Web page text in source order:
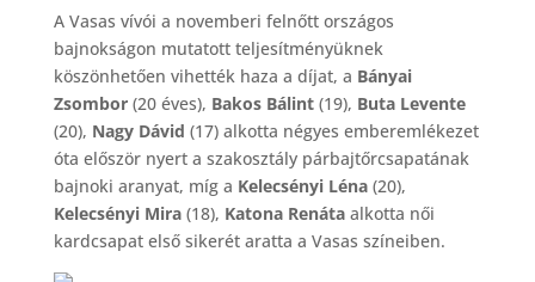
A Vasas vívói a novemberi felnőtt országos
bajnokságon mutatott teljesítményüknek
köszönhetően vihették haza a díjat, a Bányai
Zsombor(20 éves), Bakos Bálint(19), Buta Levente
(20), Nagy Dávid (17) alkotta négyes emberemlékezet
óta először nyert a szakosztály párbajtőrcsapatának
bajnoki aranyat, míg a Kelecsényi Léna(20),
Kelecsényi Mira(18), Katona Renátaalkotta női
kardcsapat első sikerét aratta a Vasas színeiben.